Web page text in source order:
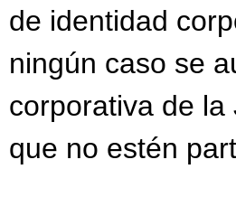
de identidad
ningún caso se
corporativa de
que no estén